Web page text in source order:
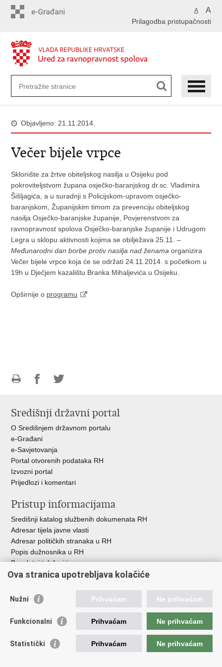
A A
Prilagodba pristupačnosti
Objavljeno: 21.11.2014.
Večer bijele vrpce
Sklonište za žrtve obiteljskog nasilja u Osijeku pod
pokroviteljstvom župana osječko-baranjskog dr.sc. Vladimira
Šišljagića, a u suradnji s Policijskom-upravom osječko-
baranjskom, Županijskim timom za prevenciju obiteljskog
nasilja Osječko-baranjske županije, Povjerenstvom za
ravnopravnost spolova Osječko-baranjske županije i Udrugom
Legra u sklopu aktivnosti kojima se obilježava 25.11. –
Međunarodni dan borbe protiv nasilja nad ženama organizira
Večer bijele vrpce koja će se održati 24.11.2014. s početkom u
19h u Dječjem kazalištu Branka Mihaljevića u Osijeku.
Opširnije o programu
FacebookuTwitteru
Središnji državni portal
O Središnjem državnom portalu
e-Građani
e-Savjetovanja
Portal otvorenih podataka RH
Izvozni portal
Prijedlozi i komentari
Pristup informacijama
Središnji katalog službenih dokumenata RH
Adresar tijela javne vlasti
Adresar političkih stranaka u RH
Popis dužnosnika u RH
Besplatni telefoni javne uprave
Pozivi za žurnu pomoć
Važne poveznice
Pučka pravobraniteljica
Pravobraniteljica za osobe s invaliditetom
Ova stranica upotrebljava kolačiće
Nužni Prihvaćam Ne prihvaćam
Funkcionalni Prihvaćam Ne prihvaćam
Statistički Prihvaćam Ne prihvaćam